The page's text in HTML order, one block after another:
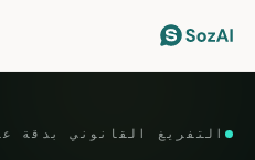
التفريغ القانوني بدقة